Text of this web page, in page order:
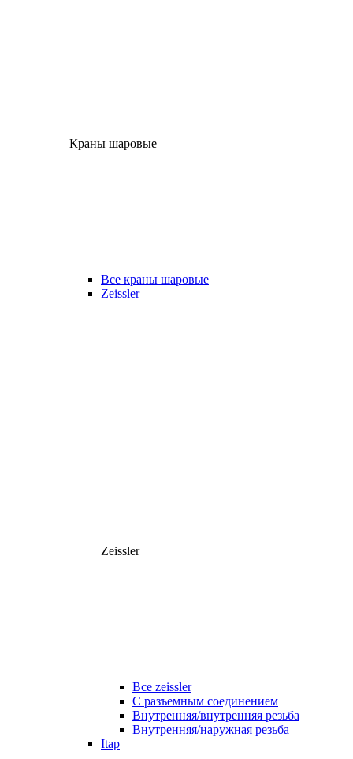
Краны шаровые
Все краны шаровые
Zeissler
Zeissler
Все zeissler
С разъемным соединением
Внутренняя/внутренняя резьба
Внутренняя/наружная резьба
Itap